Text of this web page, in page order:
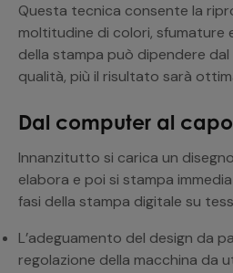
Questa tecnica consente la
moltitudine di colori, sfumature
della stampa può dipendere
qualità, più il risultato sarà
Dal computer al capo
Innanzitutto si carica un
elabora e poi si stampa
fasi della stampa digitale su
L’adeguamento del design da
regolazione della macchina da